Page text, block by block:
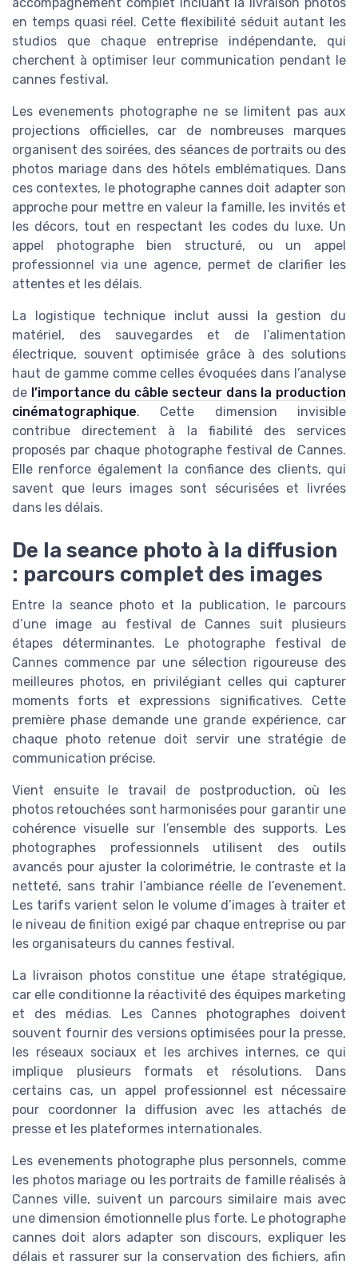
en temps quasi réel. Cette flexibilité séduit autant les
studios que chaque entreprise indépendante, qui
cherchent à optimiser leur communication pendant le
cannes festival.
Les evenements photographe ne se limitent pas aux
projections officielles, car de nombreuses marques
organisent des soirées, des séances de portraits ou des
photos mariage dans des hôtels emblématiques. Dans
ces contextes, le photographe cannes doit adapter son
approche pour mettre en valeur la famille, les invités et
les décors, tout en respectant les codes du luxe. Un
appel photographe bien structuré, ou un appel
professionnel via une agence, permet de clarifier les
attentes et les délais.
La logistique technique inclut aussi la gestion du
matériel, des sauvegardes et de l’alimentation
électrique, souvent optimisée grâce à des solutions
haut de gamme comme celles évoquées dans l’analyse
de l’importance du câble secteur dans la production
cinématographique. Cette dimension invisible
contribue directement à la fiabilité des services
proposés par chaque photographe festival de Cannes.
Elle renforce également la confiance des clients, qui
savent que leurs images sont sécurisées et livrées
dans les délais.
De la seance photo à la diffusion
: parcours complet des images
Entre la seance photo et la publication, le parcours
d’une image au festival de Cannes suit plusieurs
étapes déterminantes. Le photographe festival de
Cannes commence par une sélection rigoureuse des
meilleures photos, en privilégiant celles qui capturer
moments forts et expressions significatives. Cette
première phase demande une grande expérience, car
chaque photo retenue doit servir une stratégie de
communication précise.
Vient ensuite le travail de postproduction, où les
photos retouchées sont harmonisées pour garantir une
cohérence visuelle sur l’ensemble des supports. Les
photographes professionnels utilisent des outils
avancés pour ajuster la colorimétrie, le contraste et la
netteté, sans trahir l’ambiance réelle de l’evenement.
Les tarifs varient selon le volume d’images à traiter et
le niveau de finition exigé par chaque entreprise ou par
les organisateurs du cannes festival.
La livraison photos constitue une étape stratégique,
car elle conditionne la réactivité des équipes marketing
et des médias. Les Cannes photographes doivent
souvent fournir des versions optimisées pour la presse,
les réseaux sociaux et les archives internes, ce qui
implique plusieurs formats et résolutions. Dans
certains cas, un appel professionnel est nécessaire
pour coordonner la diffusion avec les attachés de
presse et les plateformes internationales.
Les evenements photographe plus personnels, comme
les photos mariage ou les portraits de famille réalisés à
Cannes ville, suivent un parcours similaire mais avec
une dimension émotionnelle plus forte. Le photographe
cannes doit alors adapter son discours, expliquer les
délais et rassurer sur la conservation des fichiers, afin